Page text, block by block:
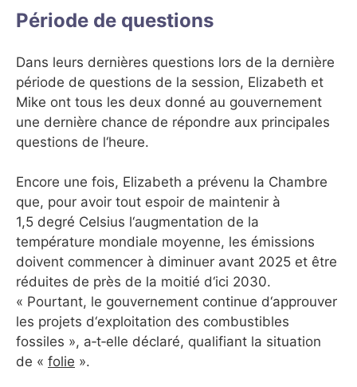
Période de questions
Dans leurs dernières questions lors de la dernière
période de questions de la session, Elizabeth et
Mike ont tous les deux donné au gouvernement
une dernière chance de répondre aux principales
questions de l‘heure.
Encore une fois, Elizabeth a prévenu la Chambre
que, pour avoir tout espoir de maintenir à
1,5 degré Celsius l‘augmentation de la
température mondiale moyenne, les émissions
doivent commencer à diminuer avant 2025 et être
réduites de près de la moitié d‘ici 2030.
« Pourtant, le gouvernement continue d‘approuver
les projets d‘exploitation des combustibles
fossiles », a‑t‑elle déclaré, qualifiant la situation
de « folie ».